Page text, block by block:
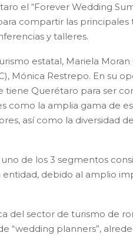
el “Forever Wedding
compartir las principales
y talleres.
estatal, Mariela Moran
Mónica Restrepo. En su
tiene Querétaro para ser
como la amplia gama de
así como la diversidad
de los 3 segmentos
entidad, debido al amplio
del sector de turismo de
“wedding planners”,